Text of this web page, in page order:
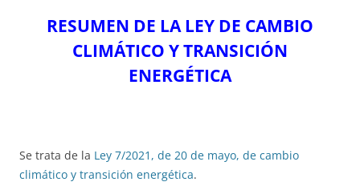
RESUMEN DE LA LEY DE CAMBIO
CLIMÁTICO Y TRANSICIÓN
ENERGÉTICA
Se trata de la Ley 7/2021, de 20 de mayo, de cambio
climático y transición energética.